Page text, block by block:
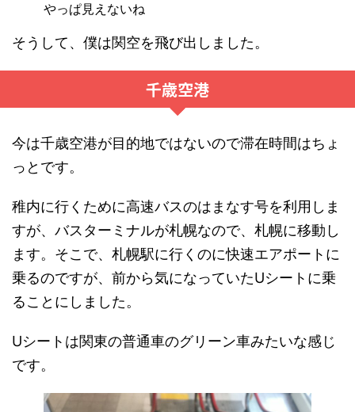
やっぱ見えないね
そうして、僕は関空を飛び出しました。
千歳空港
今は千歳空港が目的地ではないので滞在時間はちょ
っとです。
稚内に行くために高速バスのはまなす号を利用しま
すが、バスターミナルが札幌なので、札幌に移動し
ます。そこで、札幌駅に行くのに快速エアポートに
乗るのですが、前から気になっていたUシートに乗
ることにしました。
Uシートは関東の普通車のグリーン車みたいな感じ
です。